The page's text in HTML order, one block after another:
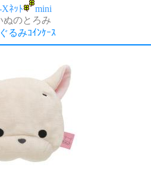
Xﾈｯﾄ
mini
ぬのとろみ
るみｺｲﾝｹｰｽ